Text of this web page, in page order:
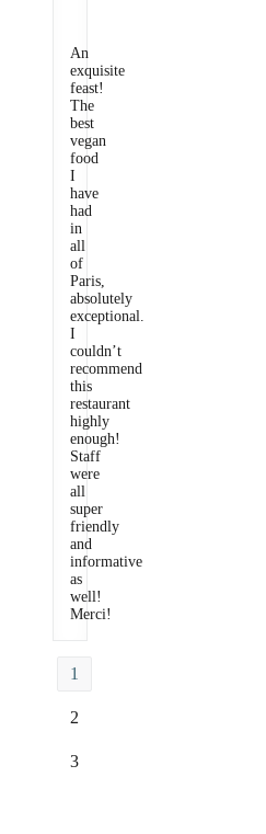
An
exquisite
feast!
The
best
vegan
food
I
have
had
in
all
of
Paris,
absolutely
exceptional.
I
couldn’t
recommend
this
restaurant
highly
enough!
Staff
were
all
super
friendly
and
informative
as
well!
Merci!
1
2
3